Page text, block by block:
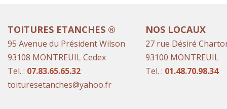
TOITURES ETANCHES ®
95 Avenue du Président Wilson
93108 MONTREUIL Cedex
Tel. : 07.83.65.65.32
NOS LOCAUX
27 rue Désiré
93100 MONTREUIL
Tel. : 01.48.70.98.34
toituresetanches@yahoo.fr